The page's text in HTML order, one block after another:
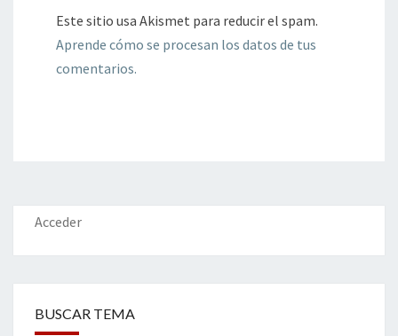
Este sitio usa Akismet para reducir el spam.
Aprende cómo se procesan los datos de tus
comentarios.
Acceder
BUSCAR TEMA